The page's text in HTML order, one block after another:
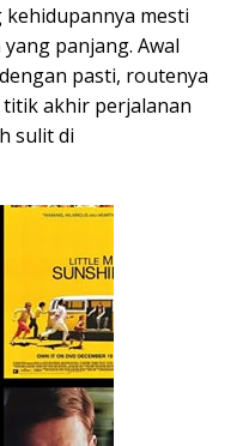
mesti
panjang. Awal
pasti, routenya
akhir perjalanan
sulit di